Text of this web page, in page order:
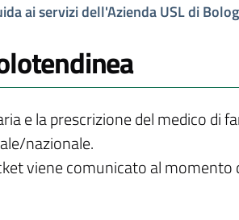
ai servizi dell'Azienda USL di
e la prescrizione del medico di
nazionale.
viene comunicato al momento